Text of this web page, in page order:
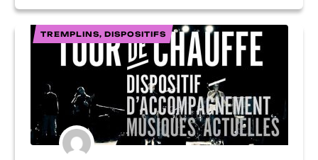
TREMPLINS, DISPOSITIFS